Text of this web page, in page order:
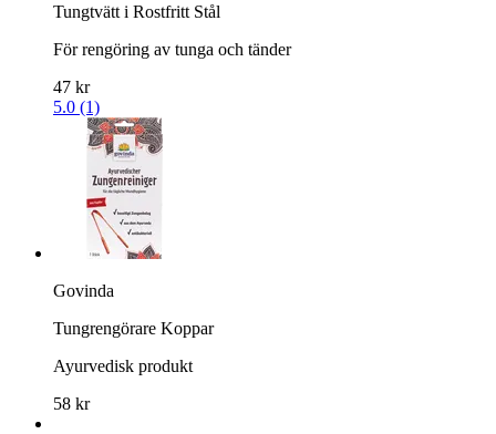
Tungtvätt i Rostfritt Stål
För rengöring av tunga och tänder
47 kr
5.0 (1)
Govinda
Tungrengörare Koppar
Ayurvedisk produkt
58 kr